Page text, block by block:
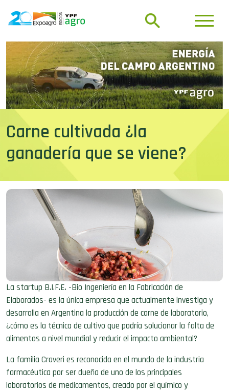
Carne cultivada ¿la
ganadería que se viene?
La startup B.I.F.E. -Bio Ingeniería en la Fabricación de
Elaborados- es la única empresa que actualmente investiga y
desarrolla en Argentina la producción de carne de laboratorio,
¿cómo es la técnica de cultivo que podría solucionar la falta de
alimentos a nivel mundial y reducir el impacto ambiental?
La familia Craveri es reconocida en el mundo de la industria
farmacéutica por ser dueña de uno de los principales
laboratorios de medicamentos, creado por el químico y